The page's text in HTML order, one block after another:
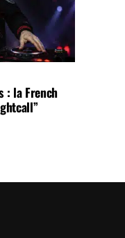
: la French